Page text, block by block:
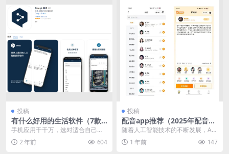
投稿
有什么好用的生活软件（7款
日常生活必备app推荐）
手机应用千千万，选对适合自己的
那款，就能轻松实现效率提升，无
论是社交、娱乐、工作...
2 年前 604
投稿
配音app推荐（2025年配音软
件APP排行榜）
随着人工智能技术的不断发展，AI
配音APP也逐渐成为一个备受关注
的领域，为创作者...
1 年前 147